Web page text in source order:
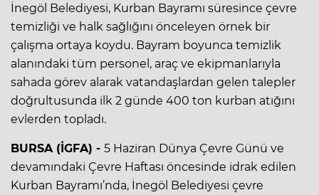
İnegöl Belediyesi, Kurban Bayramı süresince çevre
temizliği ve halk sağlığını önceleyen örnek bir
çalışma ortaya koydu. Bayram boyunca temizlik
alanındaki tüm personel, araç ve ekipmanlarıyla
sahada görev alarak vatandaşlardan gelen talepler
doğrultusunda ilk 2 günde 400 ton kurban atığını
evlerden topladı.
BURSA (İGFA) - 5 Haziran Dünya Çevre Günü ve
devamındaki Çevre Haftası öncesinde idrak edilen
Kurban Bayramı’nda, İnegöl Belediyesi çevre